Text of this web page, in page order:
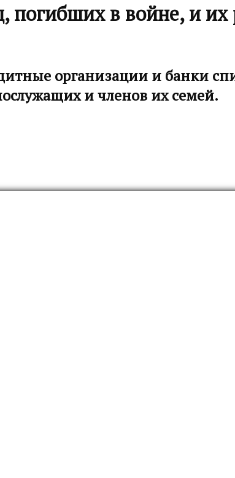
погибших в войне, и
организации и банки
и членов их семей.